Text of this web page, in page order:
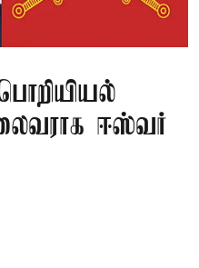
ஈஸ்வர்